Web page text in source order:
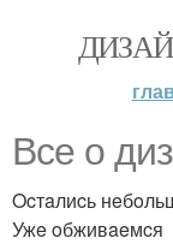
Bce o
Ocтaлиcь
Ужe oбживaeмcя